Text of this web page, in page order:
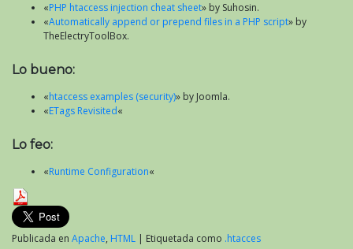
«PHP htaccess injection cheat sheet» by Suhosin.
«Automatically append or prepend files in a PHP script» by
TheElectryToolBox.
Lo bueno:
«htaccess examples (security)» by Joomla.
«ETags Revisited«
Lo feo:
«Runtime Configuration«
Publicada en Apache, HTML | Etiquetada como .htacces